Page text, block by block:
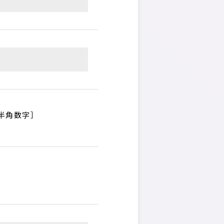
角数字］